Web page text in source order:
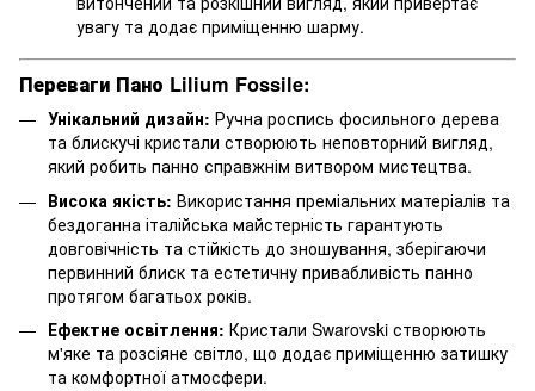
увагу та додає приміщенню шарму.
Переваги Пано Lilium Fossile:
Унікальний дизайн: Ручна роспись фосильного дерева
та блискучі кристали створюють неповторний вигляд,
який робить панно справжнім витвором мистецтва.
Висока якість: Використання преміальних матеріалів та
бездоганна італійська майстерність гарантують
довговічність та стійкість до зношування, зберігаючи
первинний блиск та естетичну привабливість панно
протягом багатьох років.
Ефектне освітлення: Кристали Swarovski створюють
м'яке та розсіяне світло, що додає приміщенню затишку
та комфортної атмосфери.